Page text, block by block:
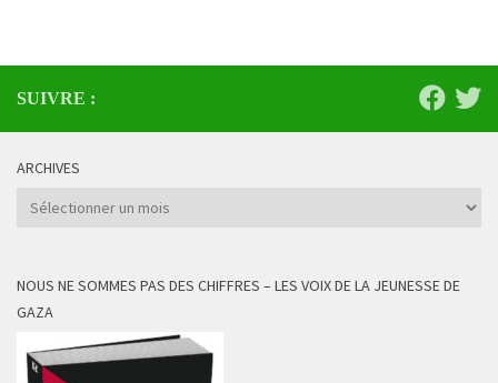
SUIVRE :
ARCHIVES
Archives
NOUS NE SOMMES PAS DES CHIFFRES – LES VOIX DE LA JEUNESSE DE
GAZA